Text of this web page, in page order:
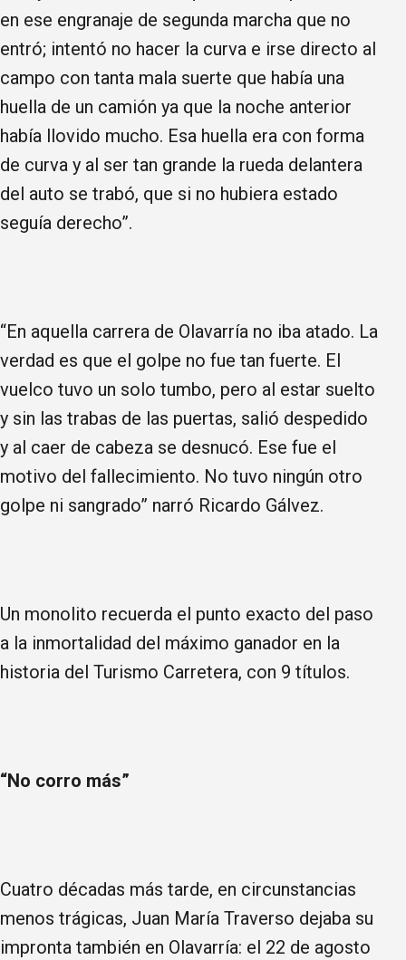
en ese engranaje de segunda marcha que no
entró; intentó no hacer la curva e irse directo al
campo con tanta mala suerte que había una
huella de un camión ya que la noche anterior
había llovido mucho. Esa huella era con forma
de curva y al ser tan grande la rueda delantera
del auto se trabó, que si no hubiera estado
seguía derecho”.
“En aquella carrera de Olavarría no iba atado. La
verdad es que el golpe no fue tan fuerte. El
vuelco tuvo un solo tumbo, pero al estar suelto
y sin las trabas de las puertas, salió despedido
y al caer de cabeza se desnucó. Ese fue el
motivo del fallecimiento. No tuvo ningún otro
golpe ni sangrado” narró Ricardo Gálvez.
Un monolito recuerda el punto exacto del paso
a la inmortalidad del máximo ganador en la
historia del Turismo Carretera, con 9 títulos.
“No corro más”
Cuatro décadas más tarde, en circunstancias
menos trágicas, Juan María Traverso dejaba su
impronta también en Olavarría: el 22 de agosto